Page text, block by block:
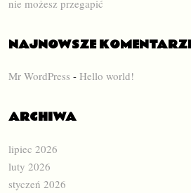
nie możesz przegapić
NAJNOWSZE
Mr WordPress - Hello world!
ARCHIWA
lipiec 2026
luty 2026
styczeń 2026